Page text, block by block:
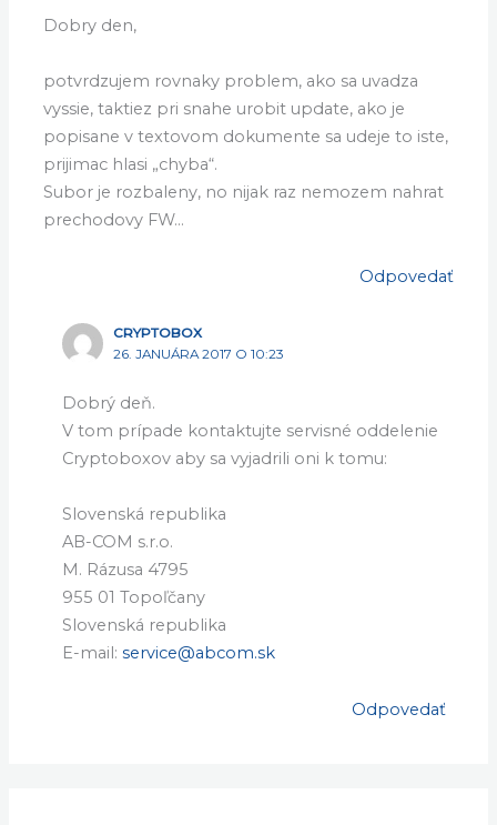
Dobry den,
potvrdzujem rovnaky problem, ako sa uvadza
vyssie, taktiez pri snahe urobit update, ako je
popisane v textovom dokumente sa udeje to iste,
prijimac hlasi „chyba“.
Subor je rozbaleny, no nijak raz nemozem nahrat
prechodovy FW…
Odpovedať
CRYPTOBOX
26. JANUÁRA 2017 O 10:23
Dobrý deň.
V tom prípade kontaktujte servisné oddelenie
Cryptoboxov aby sa vyjadrili oni k tomu:
Slovenská republika
AB-COM s.r.o.
M. Rázusa 4795
955 01 Topoľčany
Slovenská republika
E-mail:service@abcom.sk
Odpovedať